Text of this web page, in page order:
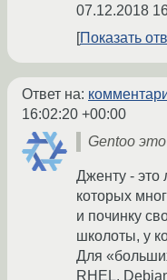
07.12.2018
Показать
Ответ на:
16:02:20 +00:00
Gentoo
Дженту - это
которых
и починку
школоты, у
Для
RHEL,